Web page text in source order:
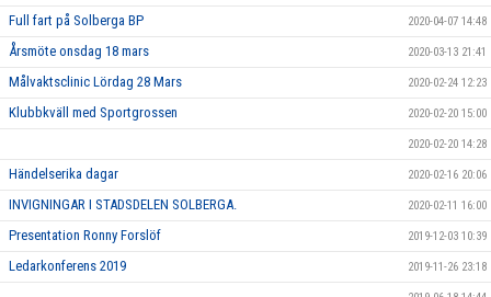
Full fart på Solberga BP 2020-04-07 14:48
Årsmöte onsdag 18 mars 2020-03-13 21:41
Målvaktsclinic Lördag 28 Mars 2020-02-24 12:23
Klubbkväll med Sportgrossen 2020-02-20 15:00
2020-02-20 14:28
Händelserika dagar 2020-02-16 20:06
INVIGNINGAR I STADSDELEN SOLBERGA. 2020-02-11 16:00
Presentation Ronny Forslöf 2019-12-03 10:39
Ledarkonferens 2019 2019-11-26 23:18